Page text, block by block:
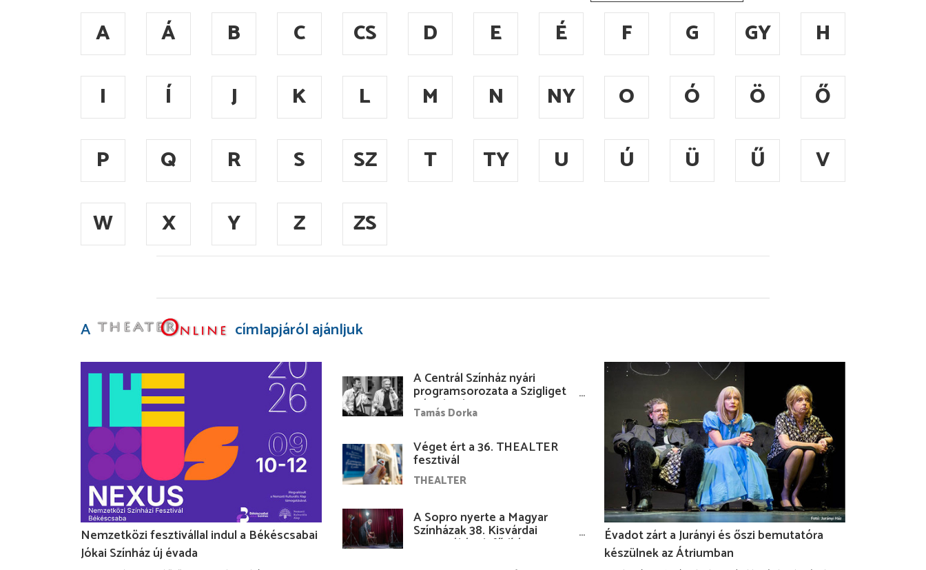
A Á B C CS D E É F G GY
H
I
Í J K L M N NY O Ó Ö
Ő
P
Q R S SZ T TY U Ú Ü Ű
V
W
X Y Z ZS
A címlapjáról ajánljuk
Nemzetközi fesztivállal indul a Békéscsabai
Jókai Színház új évada
A Centrál Színház nyári
programsorozata a Szigliget
Várudvarban
Tamás Dorka
Véget ért a 36. THEALTER
fesztivál
THEALTER
A Sopro nyerte a Magyar
Színházak 38. Kisvárdai
Fesztiváljának fődíját
Évadot zárt a Jurányi és őszi bemutatóra
készülnek az Átriumban